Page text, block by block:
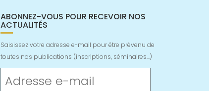
ABONNEZ-VOUS POUR RECEVOIR NOS
ACTUALITÉS
Saisissez votre adresse e-mail pour être prévenu de
toutes nos publications (inscriptions, séminaires...)
e-